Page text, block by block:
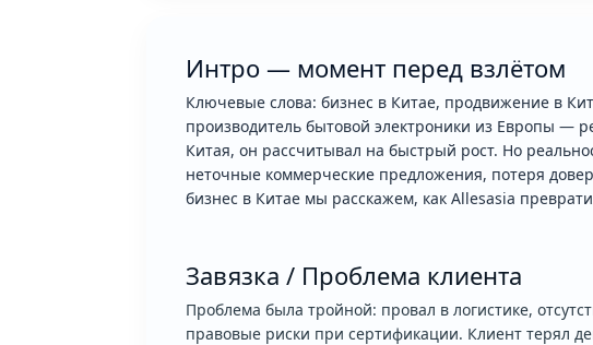
Интро — момент перед взлётом
Ключевые слова: бизнес в Китае, продвижение в
производитель бытовой электроники из Европы —
Китая, он рассчитывал на быстрый рост. Но
неточные коммерческие предложения, потеря
бизнес в Китае мы расскажем, как Allesasia
Завязка / Проблема клиента
Проблема была тройной: провал в логистике,
правовые риски при сертификации. Клиент терял